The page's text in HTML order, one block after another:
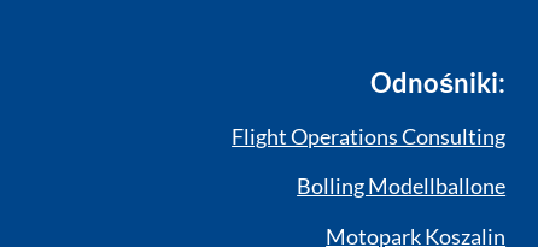
Odnośniki:
Flight Operations Consulting
Bolling Modellballone
Motopark Koszalin